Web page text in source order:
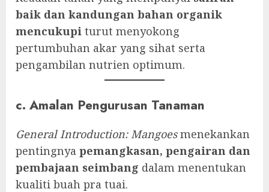
baik dan kandungan bahan organik
mencukupi turut menyokong
pertumbuhan akar yang sihat serta
pengambilan nutrien optimum.
c. Amalan Pengurusan Tanaman
General Introduction: Mangoesmenekankan
pentingnya pemangkasan, pengairan dan
pembajaan seimbang dalam menentukan
kualiti buah pra tuai.